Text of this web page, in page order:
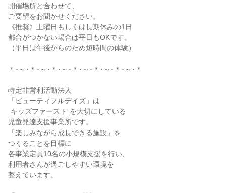
開催場所と合わせて、
ご要望をお聞かせください。
《推奨》土曜日もしくは長期休みの1日
都合がつかない場合は平日もOKです。
（平日は午後からのため短時間の体験）
＊･～･＊･～･＊･～･＊･～･＊･～･＊･～･＊
特定非営利活動法人
「ビューティフルデイズ」は
”キッズファースト”を大切にしている
児童発達支援事業所です。
「楽しみながら成長できる施設」を
つくることを目標に
各事業定員10名の小規模支援を行い、
利用者さんが過ごしやすい環境を
整えています。